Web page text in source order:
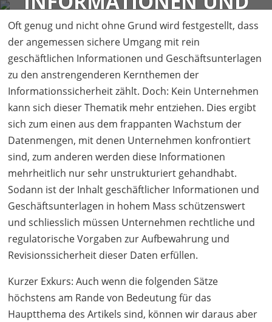
GESCHÄFTSUNTERLAGEN
Flavio Gerbino (alumni) 18 Minuten
Oft genug und nicht ohne Grund wird festgestellt, dass
der angemessen sichere Umgang mit rein
geschäftlichen Informationen und Geschäftsunterlagen
zu den anstrengenderen Kernthemen der
Informationssicherheit zählt. Doch: Kein Unternehmen
kann sich dieser Thematik mehr entziehen. Dies ergibt
sich zum einen aus dem frappanten Wachstum der
Datenmengen, mit denen Unternehmen konfrontiert
sind, zum anderen werden diese Informationen
mehrheitlich nur sehr unstrukturiert gehandhabt.
Sodann ist der Inhalt geschäftlicher Informationen und
Geschäftsunterlagen in hohem Mass schützenswert
und schliesslich müssen Unternehmen rechtliche und
regulatorische Vorgaben zur Aufbewahrung und
Revisionssicherheit dieser Daten erfüllen.
Kurzer Exkurs: Auch wenn die folgenden Sätze
höchstens am Rande von Bedeutung für das
Hauptthema des Artikels sind, können wir daraus aber